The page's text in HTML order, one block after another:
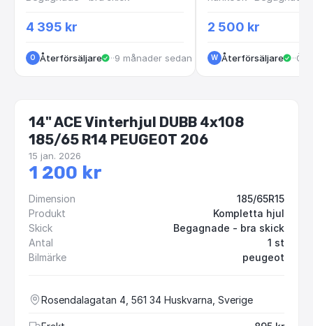
4 395 kr
O Återförsäljare ·Rosendalagatan
·9 månader sedan
2 500 kr
W Återförsäljare ··
14" ACE Vinterhjul DUBB 4x108
185/65 R14 PEUGEOT 206
15 jan. 2026
1 200 kr
Dimension
185/65R15
Produkt
Kompletta hjul
Skick
Begagnade - bra skick
Antal
1 st
Bilmärke
peugeot
Rosendalagatan 4, 561 34 Huskvarna, Sverige